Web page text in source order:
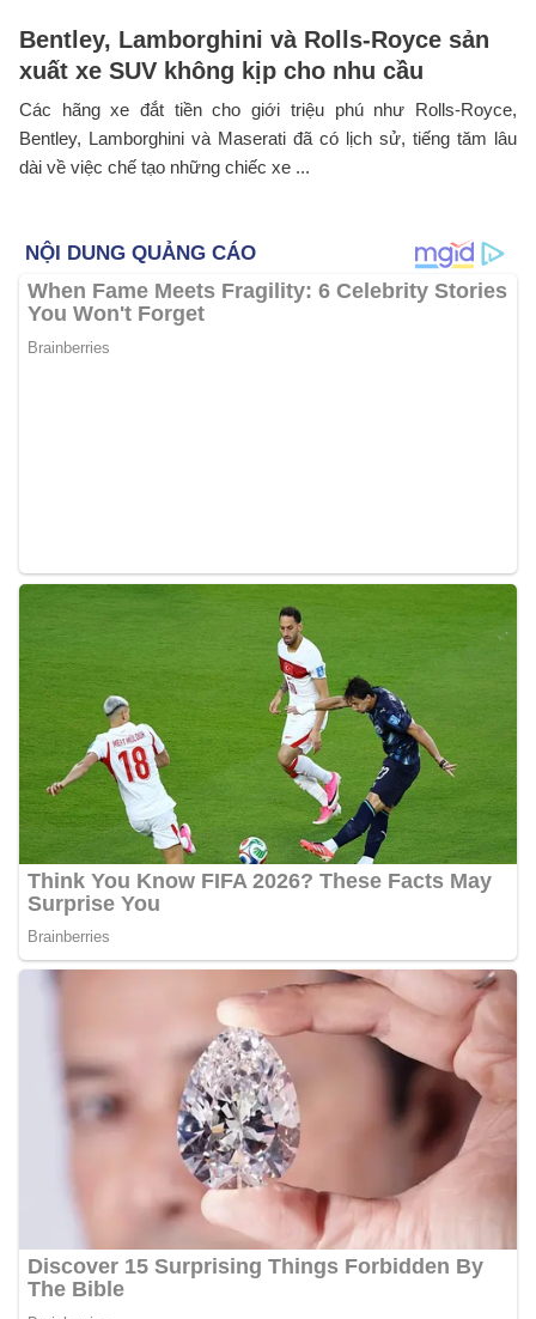
Bentley, Lamborghini và Rolls-Royce sản
xuất xe SUV không kịp cho nhu cầu
Các hãng xe đắt tiền cho giới triệu phú như Rolls-Royce,
Bentley, Lamborghini và Maserati đã có lịch sử, tiếng tăm lâu
dài về việc chế tạo những chiếc xe ...